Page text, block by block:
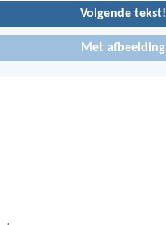
Volgende tekst!
Met afbeelding